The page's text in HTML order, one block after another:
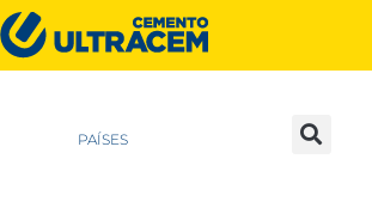
PAÍSES